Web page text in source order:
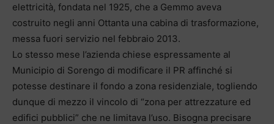
elettricità, fondata nel 1925, che a Gemmo aveva
costruito negli anni Ottanta una cabina di trasformazione,
messa fuori servizio nel febbraio 2013.
Lo stesso mese l’azienda chiese espressamente al
Municipio di Sorengo di modificare il PR affinché si
potesse destinare il fondo a zona residenziale, togliendo
dunque di mezzo il vincolo di “zona per attrezzature ed
edifici pubblici” che ne limitava l’uso. Bisogna precisare